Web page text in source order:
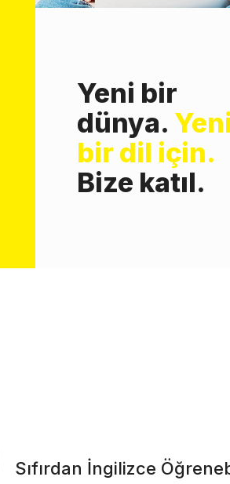
Yeni bir
dünya. Yeni
bir dil için.
Bize katıl.
Sıfırdan İngilizce